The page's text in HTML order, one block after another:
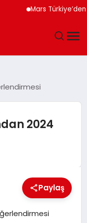
Mars Türkiye’den
2024
Paylaş